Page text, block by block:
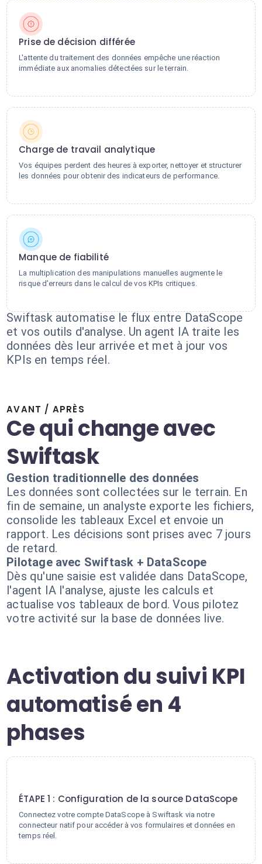
Prise de décision différée
L'attente du traitement des données empêche une réaction
immédiate aux anomalies détectées sur le terrain.
Charge de travail analytique
Vos équipes perdent des heures à exporter, nettoyer et structurer
les données pour obtenir des indicateurs de performance.
Manque de fiabilité
La multiplication des manipulations manuelles augmente le
risque d'erreurs dans le calcul de vos KPIs critiques.
Swiftask automatise le flux entre DataScope
et vos outils d'analyse. Un agent IA traite les
données dès leur arrivée et met à jour vos
KPIs en temps réel.
AVANT / APRÈS
Ce qui change avec
Swiftask
Gestion traditionnelle des données
Les données sont collectées sur le terrain. En
fin de semaine, un analyste exporte les fichiers,
consolide les tableaux Excel et envoie un
rapport. Les décisions sont prises avec 7 jours
de retard.
Pilotage avec Swiftask + DataScope
Dès qu'une saisie est validée dans DataScope,
l'agent IA l'analyse, ajuste les calculs et
actualise vos tableaux de bord. Vous pilotez
votre activité sur la base de données live.
Activation du suivi KPI
automatisé en 4
phases
ÉTAPE 1 : Configuration de la source DataScope
Connectez votre compte DataScope à Swiftask via notre
connecteur natif pour accéder à vos formulaires et données en
temps réel.